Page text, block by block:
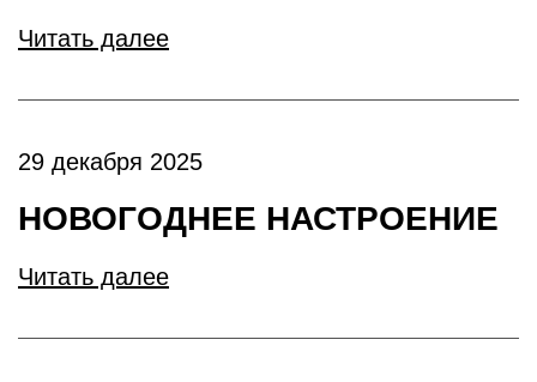
Читать далее
29 декабря 2025
НОВОГОДНЕЕ НАСТРОЕНИЕ
Читать далее